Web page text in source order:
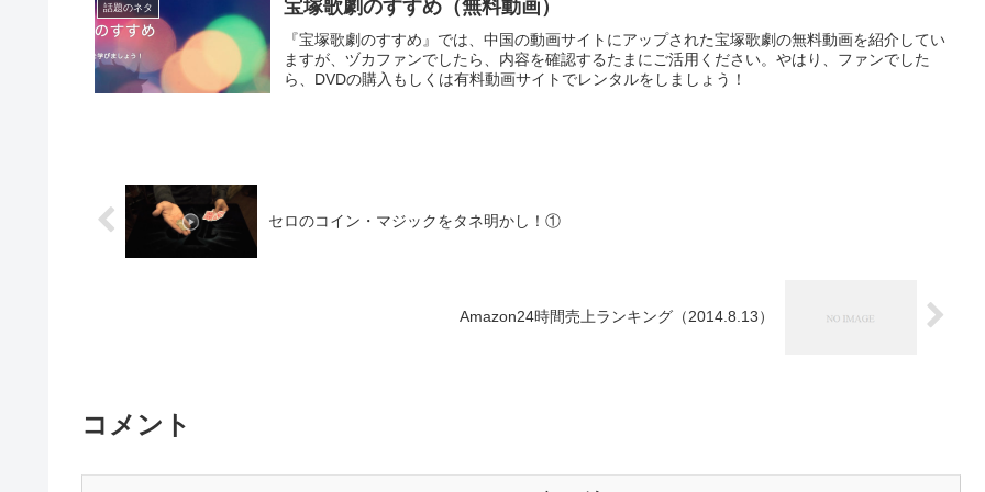
話題のネタ 宝塚歌劇のすすめ（無料動画）
『宝塚歌劇のすすめ』では、中国の動画サイトにアップされた宝塚歌劇の無料動画を紹介してい
ますが、ヅカファンでしたら、内容を確認するたまにご活用ください。やはり、ファンでした
ら、DVDの購入もしくは有料動画サイトでレンタルをしましょう！
セロのコイン・マジックをタネ明かし！①
Amazon24時間売上ランキング（2014.8.13）
コメント